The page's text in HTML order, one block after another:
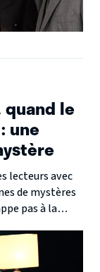
le
une
lecteurs avec
de mystères
pas à la